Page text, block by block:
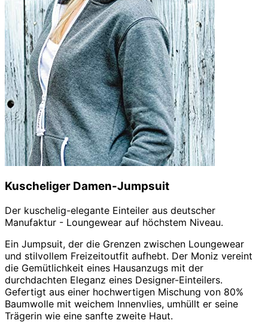
Kuscheliger Damen-Jumpsuit
Der kuschelig-elegante Einteiler aus deutscher
Manufaktur - Loungewear auf höchstem Niveau.
Ein Jumpsuit, der die Grenzen zwischen Loungewear
und stilvollem Freizeitoutfit aufhebt. Der Moniz vereint
die Gemütlichkeit eines Hausanzugs mit der
durchdachten Eleganz eines Designer-Einteilers.
Gefertigt aus einer hochwertigen Mischung von 80%
Baumwolle mit weichem Innenvlies, umhüllt er seine
Trägerin wie eine sanfte zweite Haut.